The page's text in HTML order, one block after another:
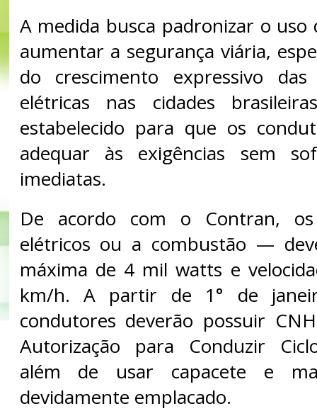
A medida busca padronizar o uso
aumentar a segurança viária,
do crescimento expressivo
elétricas nas cidades
estabelecido para que os
adequar às exigências sem
imediatas.
De acordo com o Contran,
elétricos ou a combustão —
máxima de 4 mil watts e
km/h. A partir de 1° de
condutores deverão possuir
Autorização para Conduzir
além de usar capacete e
devidamente emplacado.